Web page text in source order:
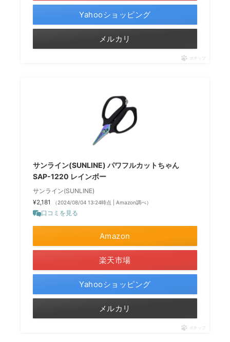
Yahooショッピング
メルカリ
ポチップ
サンライン(SUNLINE) パワフルカットちゃん
SAP-1220 レインボー
サンライン(SUNLINE)
¥2,181
（2024/08/04 13:24時点 | Amazon調べ）
口コミを見る
Amazon
楽天市場
Yahooショッピング
メルカリ
ポチップ